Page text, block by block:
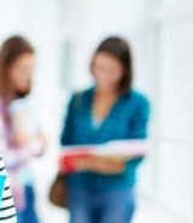
Geçiş Online